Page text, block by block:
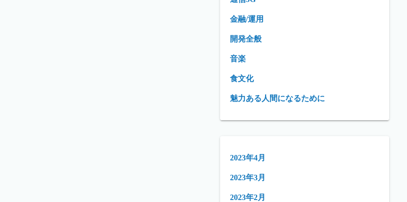
金融/運用
開発全般
音楽
食文化
魅力ある人間になるために
2023年4月
2023年3月
2023年2月